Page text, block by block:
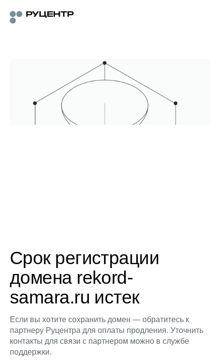
Срок регистрации
домена rekord-
samara.ru истек
Если вы хотите сохранить домен — обратитесь к
партнеру Руцентра для оплаты продления. Уточнить
контакты для связи с партнером можно в службе
поддержки.